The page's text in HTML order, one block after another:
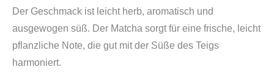
Der Geschmack ist leicht herb, aromatisch und
ausgewogen süß. Der Matcha sorgt für eine frische, leicht
pflanzliche Note, die gut mit der Süße des Teigs
harmoniert.